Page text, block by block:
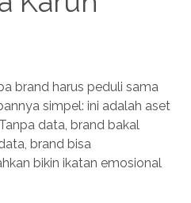
brand harus peduli sama
simpel: ini adalah aset
data, brand bakal
brand bisa
bikin ikatan emosional